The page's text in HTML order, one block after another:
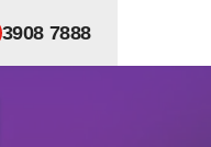
3908 7888